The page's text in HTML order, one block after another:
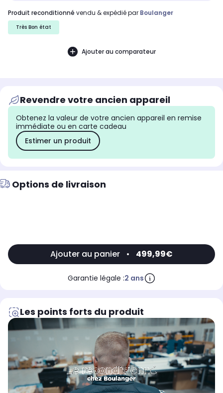
produit reconditionné vendu & expédié par Boulanger
Très Bon état
Ajouter au comparateur
Revendre votre ancien appareil
Obtenez la valeur de votre ancien appareil en remise
immédiate ou en carte cadeau
Estimer un produit
Options de livraison
Ajouter au panier • 499,99€
Garantie légale :2 ans
Les points forts du produit